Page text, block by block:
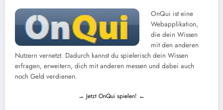
OnQui ist eine
Webapplikation,
die dein Wissen
mit den anderen
Nutzern vernetzt. Dadurch kannst du spielerisch dein Wissen
erfragen, erweitern, dich mit anderen messen und dabei auch
noch Geld verdienen.
→ Jetzt OnQui spielen! ←